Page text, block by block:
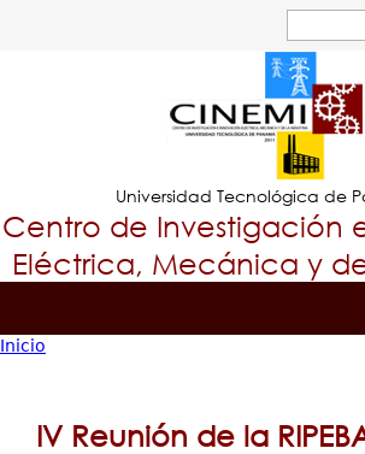
Jump to navigation
de
Universidad Tecnológica de
Centro de Investigación
Eléctrica, Mecánica y
Tropical
Principal
está
Inicio
IV Reunión de la